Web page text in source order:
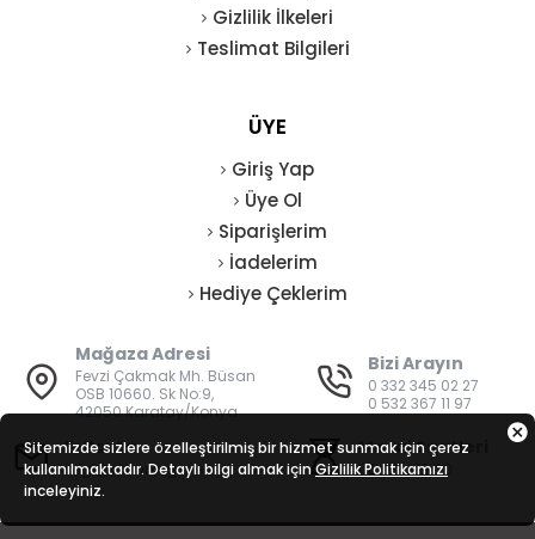
Gizlilik İlkeleri
Teslimat Bilgileri
ÜYE
Giriş Yap
Üye Ol
Siparişlerim
İadelerim
Hediye Çeklerim
Mağaza Adresi
Fevzi Çakmak Mh. Büsan
OSB 10660. Sk No:9,
42050 Karatay/Konya
Bizi Arayın
0 332 345 02 27
0 532 367 11 97
E-Posta
bilgi@vatanisguvenligi.com
Mesai Saatleri
08:00 - 19:00
Sitemizde sizlere özelleştirilmiş bir hizmet sunmak için çerez
kullanılmaktadır. Detaylı bilgi almak için Gizlilik Politikamızı
inceleyiniz.